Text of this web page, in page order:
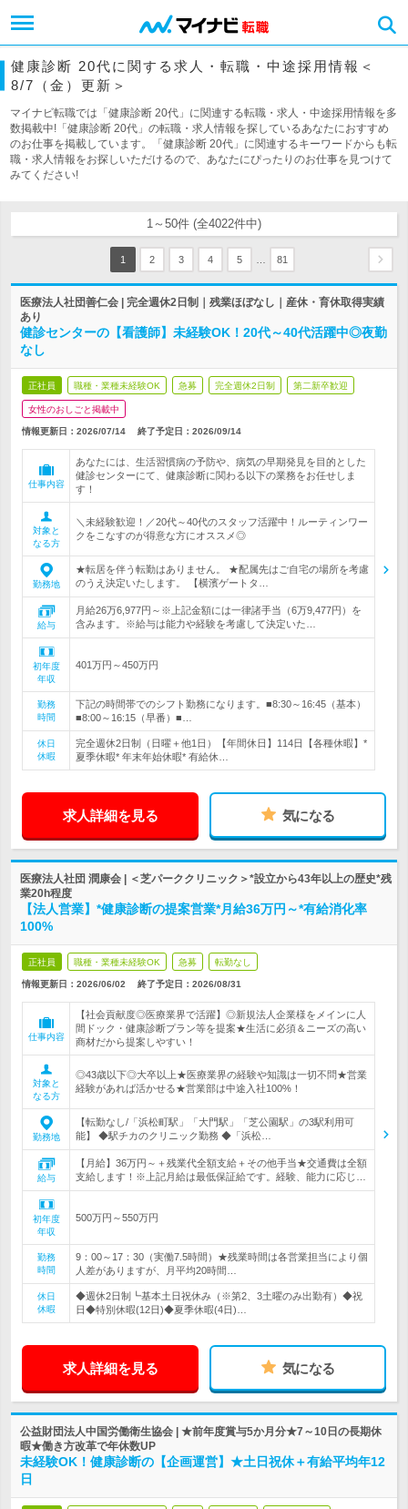
健康診断 20代に関する求人・転職・中途採用情報＜
8/7（金）更新＞
マイナビ転職では「健康診断 20代」に関連する転職・求人・中途採用情報を多
数掲載中!「健康診断 20代」の転職・求人情報を探しているあなたにおすすめ
のお仕事を掲載しています。「健康診断 20代」に関連するキーワードからも転
職・求人情報をお探しいただけるので、あなたにぴったりのお仕事を見つけて
みてください!
1～50件 (全4022件中)
1 2 3 4 5 81
医療法人社団善仁会 | 完全週休2日制｜残業ほぼなし｜産休・育休取得実績
あり
健診センターの【看護師】未経験OK！20代～40代活躍中◎夜勤
なし
正社員 職種・業種未経験OK 急募 完全週休2日制 第二新卒歓迎
女性のおしごと掲載中
情報更新日：2026/07/14 終了予定日： 2026/09/14
仕事内容
あなたには、生活習慣病の予防や、病気の早期発見を目的とした
健診センターにて、健康診断に関わる以下の業務をお任せしま
す！
対象と
なる方
＼未経験歓迎！／20代～40代のスタッフ活躍中！ルーティンワー
クをこなすのが得意な方にオススメ◎
勤務地
★転居を伴う転勤はありません。 ★配属先はご自宅の場所を考慮
のうえ決定いたします。 【横濱ゲートタ…
給与
月給26万6,977円～※上記金額には一律諸手当（6万9,477円）を
含みます。※給与は能力や経験を考慮して決定いた…
初年度
年収
401万円～450万円
勤務
時間
下記の時間帯でのシフト勤務になります。■8:30～16:45（基本）
■8:00～16:15（早番）■…
休日
休暇
完全週休2日制（日曜＋他1日）【年間休日】114日【各種休暇】*
夏季休暇* 年末年始休暇* 有給休…
求人詳細を見る 気になる
医療法人社団 潤康会 | ＜芝パーククリニック＞*設立から43年以上の歴史*残
業20h程度
【法人営業】*健康診断の提案営業*月給36万円～*有給消化率
100%
正社員 職種・業種未経験OK 急募 転勤なし
情報更新日：2026/06/02 終了予定日： 2026/08/31
仕事内容
【社会貢献度◎医療業界で活躍】◎新規法人企業様をメインに人
間ドック・健康診断プラン等を提案★生活に必須＆ニーズの高い
商材だから提案しやすい！
対象と
なる方
◎43歳以下◎大卒以上★医療業界の経験や知識は一切不問★営業
経験があれば活かせる★営業部は中途入社100%！
勤務地
【転勤なし/「浜松町駅」「大門駅」「芝公園駅」の3駅利用可
能】 ◆駅チカのクリニック勤務 ◆「浜松…
給与
【月給】36万円～＋残業代全額支給＋その他手当★交通費は全額
支給します！※上記月給は最低保証給です。経験、能力に応じ…
初年度
年収
500万円～550万円
勤務
時間
9：00～17：30（実働7.5時間）★残業時間は各営業担当により個
人差がありますが、月平均20時間…
休日
休暇
◆週休2日制┗基本土日祝休み（※第2、3土曜のみ出勤有）◆祝
日◆特別休暇(12日)◆夏季休暇(4日)…
求人詳細を見る 気になる
公益財団法人中国労働衛生協会 | ★前年度賞与5か月分★7～10日の長期休
暇★働き方改革で年休数UP
未経験OK！健康診断の【企画運営】★土日祝休＋有給平均年12
日